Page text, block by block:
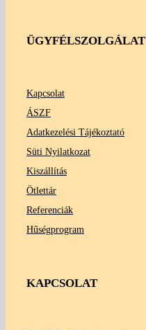
ÜGYFÉLSZOLGÁLAT
Kapcsolat
ÁSZF
Adatkezelési Tájékoztató
Süti Nyilatkozat
Kiszállítás
Ötlettár
Referenciák
Hűségprogram
KAPCSOLAT